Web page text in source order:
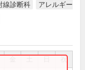
線診断科
アレルギー
祝